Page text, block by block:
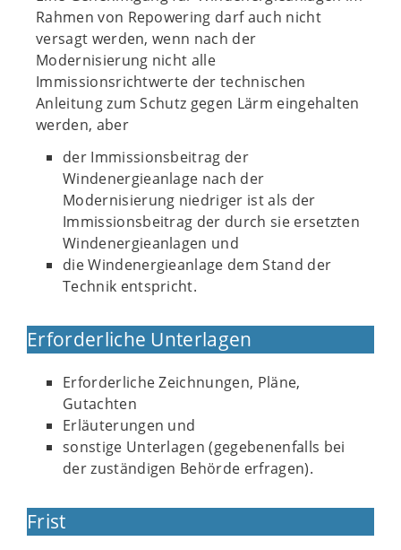
Rahmen von Repowering darf auch nicht
versagt werden, wenn nach der
Modernisierung nicht alle
Immissionsrichtwerte der technischen
Anleitung zum Schutz gegen Lärm eingehalten
werden, aber
der Immissionsbeitrag der
Windenergieanlage nach der
Modernisierung niedriger ist als der
Immissionsbeitrag der durch sie ersetzten
Windenergieanlagen und
die Windenergieanlage dem Stand der
Technik entspricht.
Erforderliche Unterlagen
Erforderliche Zeichnungen, Pläne,
Gutachten
Erläuterungen und
sonstige Unterlagen (gegebenenfalls bei
der zuständigen Behörde erfragen).
Frist